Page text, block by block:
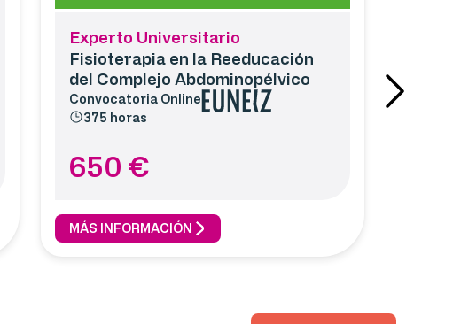
Experto Universitario
Fisioterapia en la Reeducación
del Complejo Abdominopélvico
Convocatoria Online
375 horas
650 €
MÁS INFORMACIÓN